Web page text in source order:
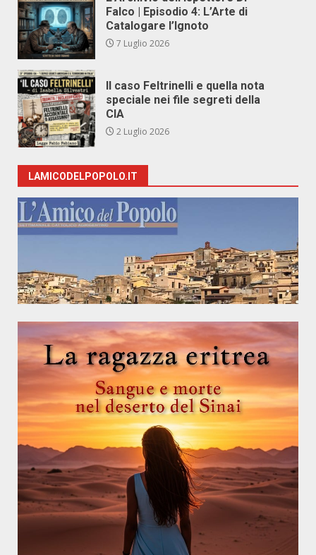
Falco | Episodio 4: L’Arte di
Catalogare l’Ignoto
7 Luglio 2026
Il caso Feltrinelli e quella nota
speciale nei file segreti della
CIA
2 Luglio 2026
LAMICODELPOPOLO.IT